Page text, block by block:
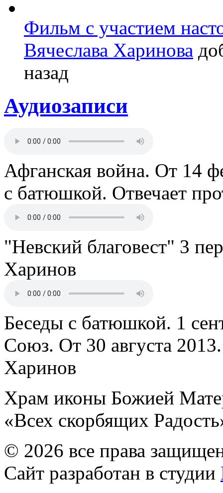
Фильм с участием
Вячеслава Харинова
назад
Аудиозаписи
Афганская война. От 14
с батюшкой. Отвечает
"Невский благовест" 3
Харинов
Беседы с батюшкой. 1
Союз. От 30 августа
Харинов
Храм иконы Божией
«Всех скорбящих
© 2026 все права
Сайт разработан в студии